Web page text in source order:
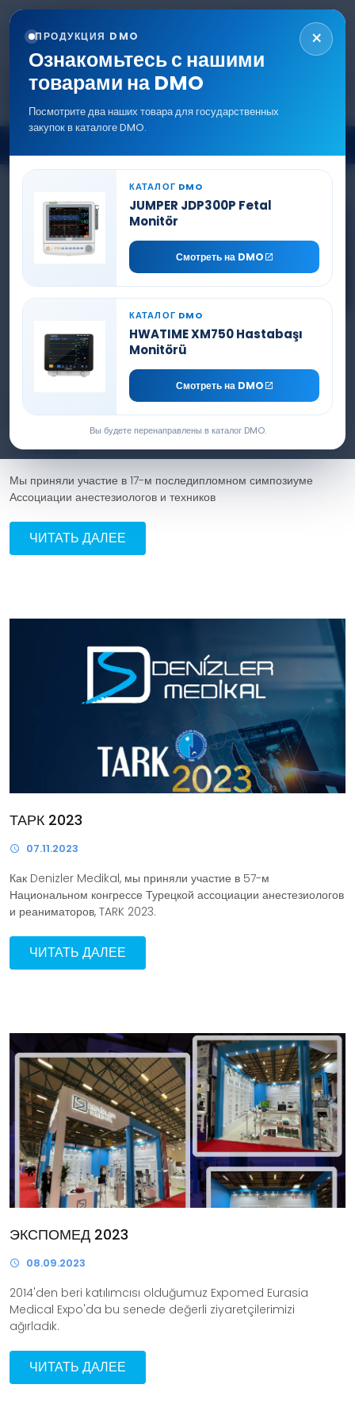
+90 544 577 5214
0216 577 5222
info@denizlermedikal.com
RU AR
17-й последипломный симпозиум Ассоциации
техников-анестезиологов и техников
28.11.2023
Мы приняли участие в 17-м последипломном симпозиуме
Ассоциации анестезиологов и техников
ЧИТАТЬ ДАЛЕЕ
ТАРК 2023
07.11.2023
Как Denizler Medikal, мы приняли участие в 57-м
Национальном конгрессе Турецкой ассоциации анестезиологов
и реаниматоров, TARK 2023.
ЧИТАТЬ ДАЛЕЕ
ЭКСПОМЕД 2023
08.09.2023
2014'den beri katılımcısı olduğumuz Expomed Eurasia
Medical Expo'da bu senede değerli ziyaretçilerimizi
ağırladık.
ЧИТАТЬ ДАЛЕЕ
×
ПРОДУКЦИЯ DMO
Ознакомьтесь с нашими
товарами на DMO
Посмотрите два наших товара для государственных
закупок в каталоге DMO.
КАТАЛОГ DMO
JUMPER JDP300P Fetal
Monitör
Смотреть на DMO
КАТАЛОГ DMO
HWATIME XM750 Hastabaşı
Monitörü
Смотреть на DMO
Вы будете перенаправлены в каталог DMO.